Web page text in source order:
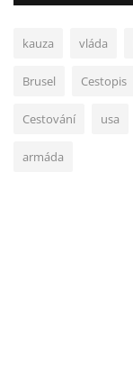
kauza vláda
Brusel Cestopis
Cestování usa
armáda